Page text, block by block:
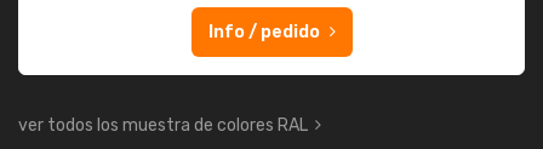
Info / pedido
ver todos los muestra de colores RAL